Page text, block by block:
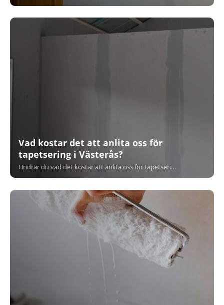
Vad kostar det att anlita oss för
tapetsering i Västerås?
Undrar du vad det kostar att anlita oss för tapetsering i Västerås? Här ger vi dig en tydlig bild av vad du kan förvänta dig när du väljer våra tjänster. Vi erbjuder kvalitetsarbete till konkurrenskraftiga priser och skräddarsyr varje projekt efter dina behov.